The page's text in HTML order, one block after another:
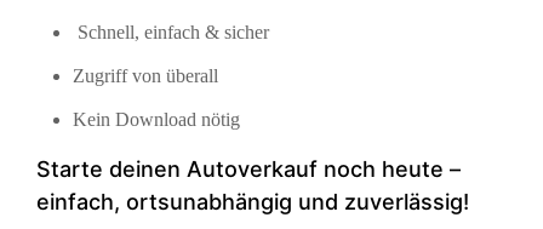
Schnell, einfach & sicher
Zugriff von überall
Kein Download nötig
Starte deinen Auto­verkauf noch heute –
einfach, ortsunabhängig und zuverlässig!